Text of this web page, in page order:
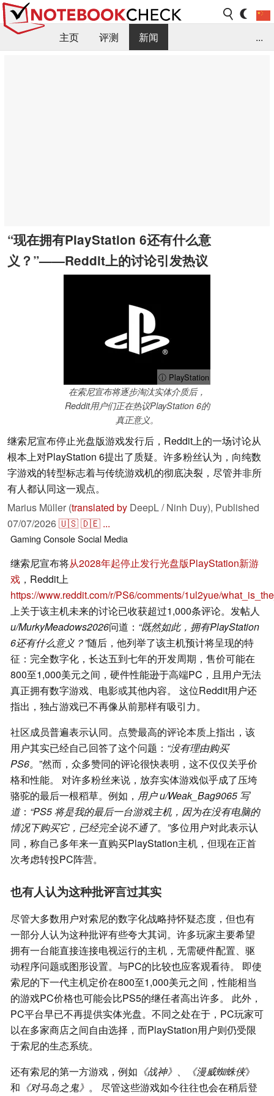
主页 评测
新闻
...
“现在拥有PlayStation 6还有什么意
义？”——Reddit上的讨论引发热议
ⓘ PlayStation
在索尼宣布将逐步淘汰实体介质后，
Reddit用户们正在热议PlayStation 6的
真正意义。
继索尼宣布停止光盘版游戏发行后，Reddit上的一场讨论从
根本上对PlayStation 6提出了质疑。许多粉丝认为，向纯数
字游戏的转型标志着与传统游戏机的彻底决裂，尽管并非所
有人都认同这一观点。
Marius Müller (translated by DeepL / Ninh Duy), Published
07/07/2026🇺🇸🇩🇪 ...
Gaming ConsoleSocial Media
继索尼宣布将从2028年起停止发行光盘版PlayStation新游
戏 ，Reddit上
https://www.reddit.com/r/PS6/comments/1ul2yue/
上关于该主机未来的讨论已收获超过1,000条评论。发帖人
u/MurkyMeadows2026问道： “既然如此，拥有PlayStation
6还有什么意义？”随后，他列举了该主机预计将呈现的特
征：完全数字化，长达五到七年的开发周期，售价可能在
800至1,000美元之间，硬件性能逊于高端PC，且用户无法
真正拥有数字游戏、电影或其他内容。 这位Reddit用户还
指出，独占游戏已不再像从前那样有吸引力。
社区成员普遍表示认同。点赞最高的评论本质上指出，该
用户其实已经自己回答了这个问题： “没有理由购买
PS6。 ”然而，众多赞同的评论很快表明，这不仅仅关乎价
格和性能。 对许多粉丝来说，放弃实体游戏似乎成了压垮
骆驼的最后一根稻草。例如， 用户 u/Weak_Bag9065 写
道： “PS5 将是我的最后一台游戏主机，因为在没有电脑的
情况下购买它，已经完全说不通了。 ”多位用户对此表示认
同，称自己多年来一直购买PlayStation主机，但现在正首
次考虑转投PC阵营。
也有人认为这种批评言过其实
尽管大多数用户对索尼的数字化战略持怀疑态度，但也有
一部分人认为这种批评有些夸大其词。许多玩家主要希望
拥有一台能直接连接电视运行的主机，无需硬件配置、驱
动程序问题或图形设置。与PC的比较也应客观看待。 即使
索尼的下一代主机定价在800至1,000美元之间，性能相当
的游戏PC价格也可能会比PS5的继任者高出许多。 此外，
PC平台早已不再提供实体光盘。不同之处在于，PC玩家可
以在多家商店之间自由选择，而PlayStation用户则仍受限
于索尼的生态系统。
还有索尼的第一方游戏，例如 《战神》 、 《漫威蜘蛛侠》
和 《对马岛之鬼》 。 尽管这些游戏如今往往也会在稍后登